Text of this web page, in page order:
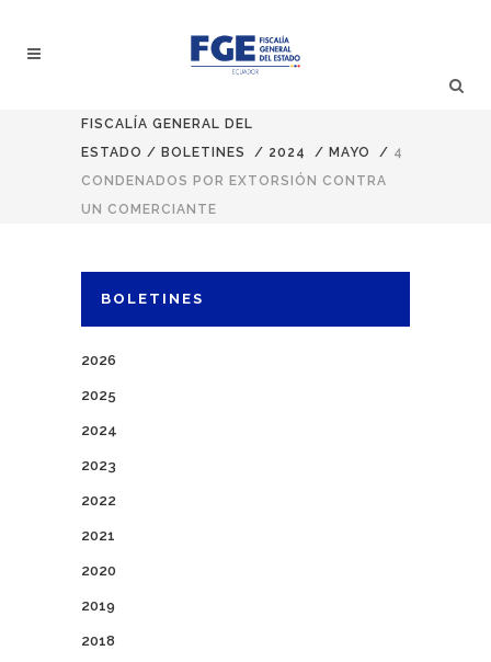
FISCALÍA GENERAL DEL
ESTADO / BOLETINES / 2024 / MAYO / 4
CONDENADOS POR EXTORSIÓN CONTRA
UN COMERCIANTE
BOLETINES
2026
2025
2024
2023
2022
2021
2020
2019
2018